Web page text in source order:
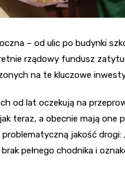
– od ulic po budynki
rządowy fundusz
na te kluczowe
od lat oczekują na
teraz, a obecnie mają one
problematyczną jakość
pełnego chodnika i